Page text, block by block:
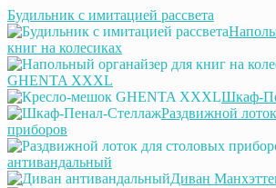
Будильник с имитацией рассвета
книг на колесиках
GHENTA XXXL
Шкаф-
Раздвижной
приборов
антивандальный
Диван